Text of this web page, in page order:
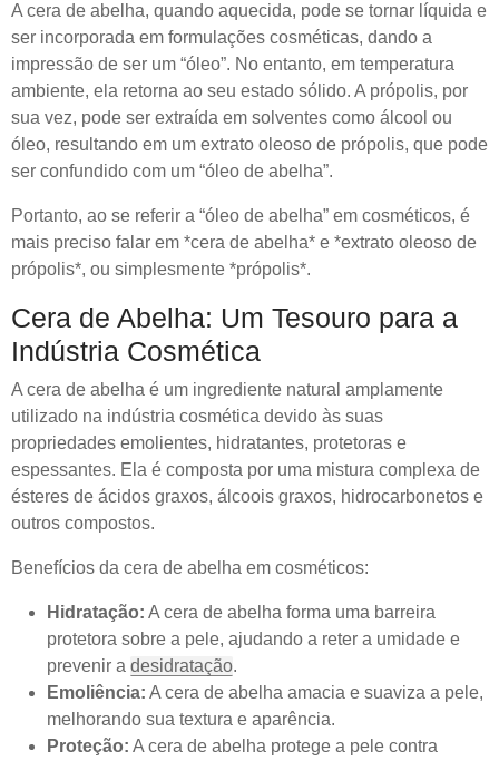
A cera de abelha, quando aquecida, pode se tornar líquida e
ser incorporada em formulações cosméticas, dando a
impressão de ser um “óleo”. No entanto, em temperatura
ambiente, ela retorna ao seu estado sólido. A própolis, por
sua vez, pode ser extraída em solventes como álcool ou
óleo, resultando em um extrato oleoso de própolis, que pode
ser confundido com um “óleo de abelha”.
Portanto, ao se referir a “óleo de abelha” em cosméticos, é
mais preciso falar em *cera de abelha* e *extrato oleoso de
própolis*, ou simplesmente *própolis*.
Cera de Abelha: Um Tesouro para a
Indústria Cosmética
A cera de abelha é um ingrediente natural amplamente
utilizado na indústria cosmética devido às suas
propriedades emolientes, hidratantes, protetoras e
espessantes. Ela é composta por uma mistura complexa de
ésteres de ácidos graxos, álcoois graxos, hidrocarbonetos e
outros compostos.
Benefícios da cera de abelha em cosméticos:
Hidratação: A cera de abelha forma uma barreira
protetora sobre a pele, ajudando a reter a umidade e
prevenir a desidratação.
Emoliência: A cera de abelha amacia e suaviza a pele,
melhorando sua textura e aparência.
Proteção: A cera de abelha protege a pele contra